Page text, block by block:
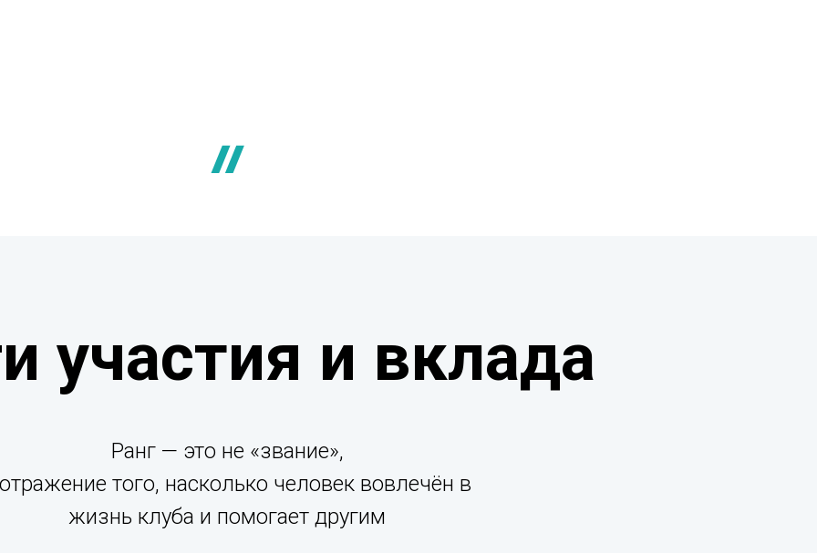
участия и вклада
Ранг — это не «звание»,
того, насколько человек вовлечён в
жизнь клуба и помогает другим